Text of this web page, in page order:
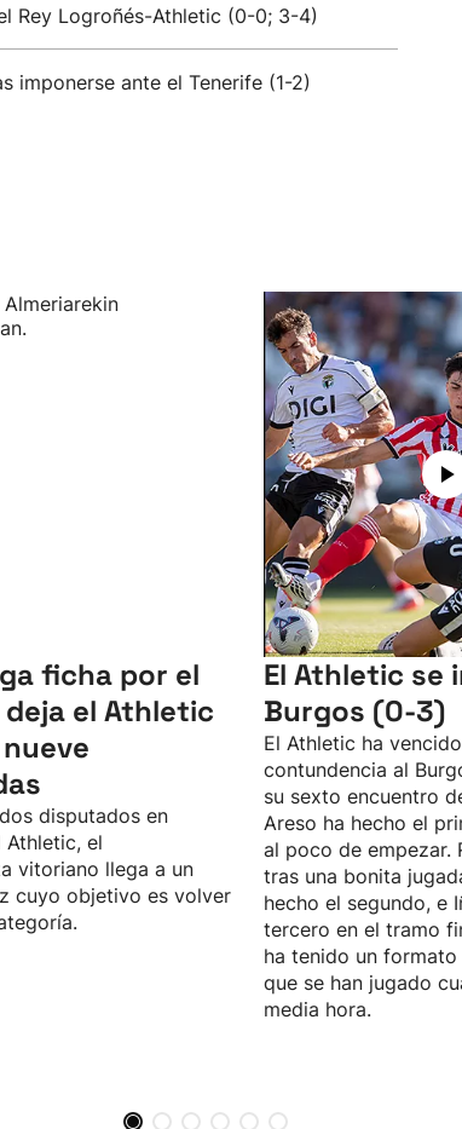
Rey Logroñés-Athletic (0-0; 3-4)
imponerse ante el Tenerife (1-2)
ficha por el
el Athletic
disputados en
Athletic, el
vitoriano llega a un
cuyo objetivo es volver
El Athletic se
Burgos (0-3)
El Athletic ha
contundencia al
su sexto encuentro
Areso ha hecho el
al poco de empezar.
tras una bonita
hecho el segundo, e
tercero en el tramo
ha tenido un
que se han jugado
media hora.